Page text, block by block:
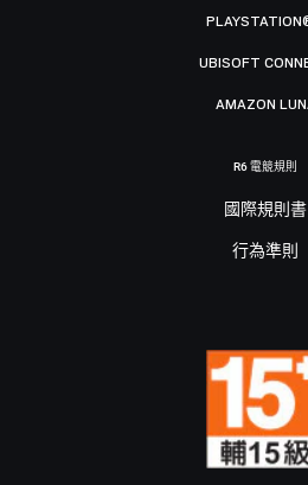
UBISOFT
AMAZON
R6 電競規則
國際規則書
行為準則